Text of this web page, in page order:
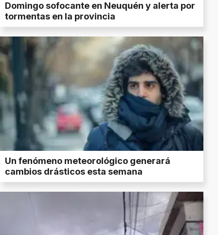
Domingo sofocante en Neuquén y alerta por
tormentas en la provincia
Un fenómeno meteorológico generará
cambios drásticos esta semana